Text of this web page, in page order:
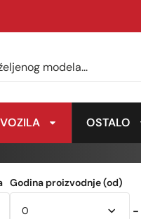
OSTALO
Godina proizvodnje (od)
-